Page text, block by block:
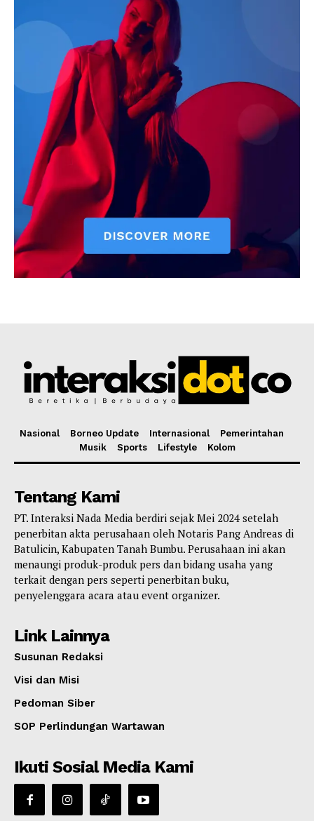
Nasional Borneo Update Internasional
Pemerintahan
Musik
Sports Lifestyle Kolom
Tentang Kami
PT. Interaksi Nada Media berdiri sejak Mei 2024 setelah
penerbitan akta perusahaan oleh Notaris Pang Andreas di
Batulicin, Kabupaten Tanah Bumbu. Perusahaan ini akan
menaungi produk-produk pers dan bidang usaha yang
terkait dengan pers seperti penerbitan buku,
penyelenggara acara atau event organizer.
Link Lainnya
Susunan Redaksi
Visi dan Misi
Pedoman Siber
SOP Perlindungan Wartawan
Ikuti Sosial Media Kami